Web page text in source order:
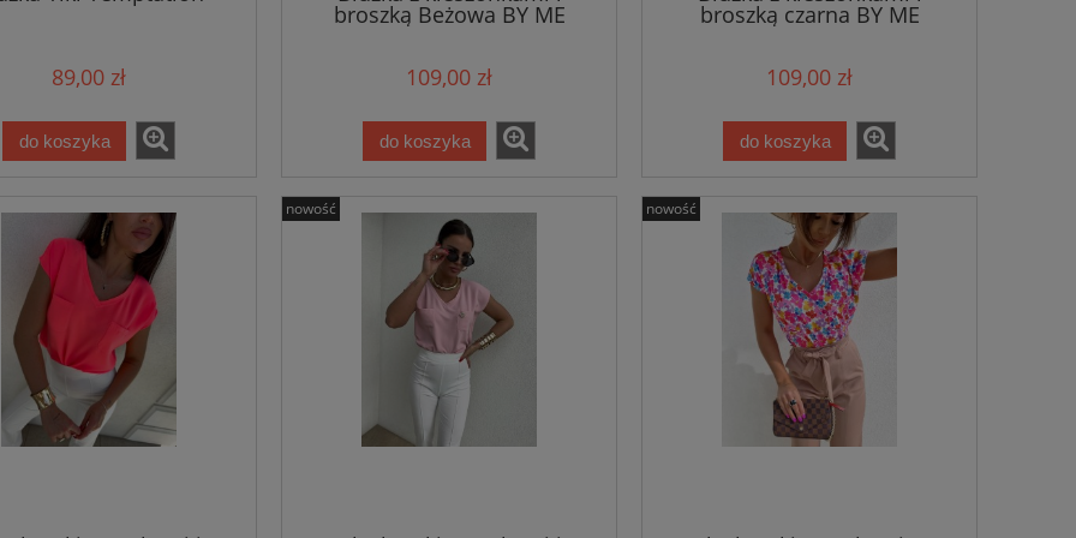
89,00 zł
do koszyka
broszką Beżowa BY ME
109,00 zł
do koszyka
broszką czarna BY ME
109,00 zł
do koszyka
nowość nowość